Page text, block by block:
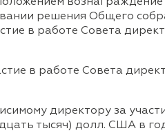
решения Общего
в работе Совета
в работе Совета
директору за
тысяч) долл. США в